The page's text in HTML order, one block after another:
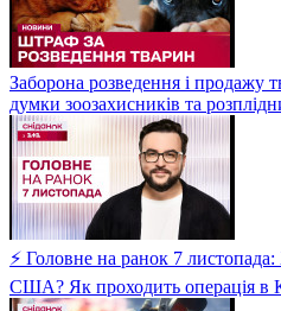
Заборона розведення і
думки зоозахисників та
⚡ Головне на ранок 7
США? Як проходить операція в